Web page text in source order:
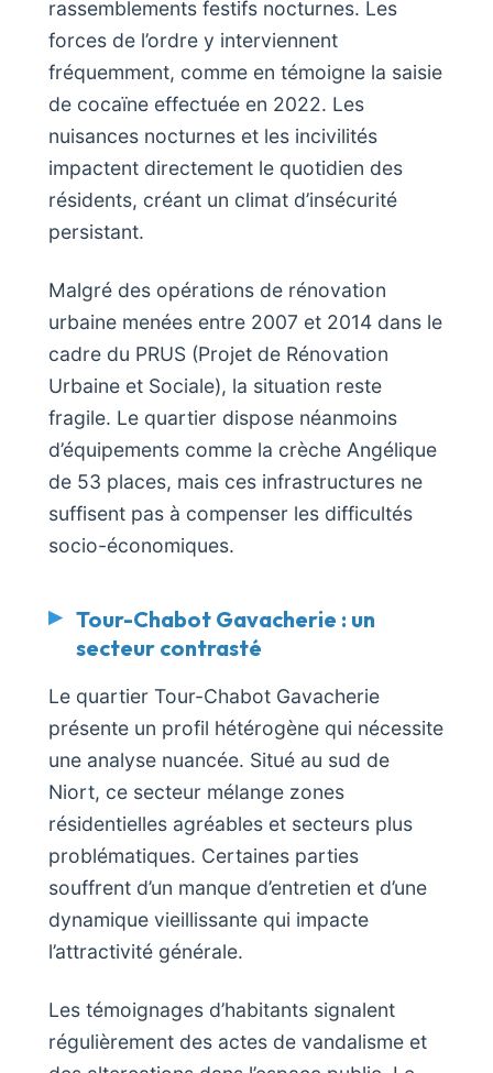
rassemblements festifs nocturnes. Les
forces de l’ordre y interviennent
fréquemment, comme en témoigne la saisie
de cocaïne effectuée en 2022. Les
nuisances nocturnes et les incivilités
impactent directement le quotidien des
résidents, créant un climat d’insécurité
persistant.
Malgré des opérations de rénovation
urbaine menées entre 2007 et 2014 dans le
cadre du PRUS (Projet de Rénovation
Urbaine et Sociale), la situation reste
fragile. Le quartier dispose néanmoins
d’équipements comme la crèche Angélique
de 53 places, mais ces infrastructures ne
suffisent pas à compenser les difficultés
socio-économiques.
Tour-Chabot Gavacherie : un
secteur contrasté
Le quartier Tour-Chabot Gavacherie
présente un profil hétérogène qui nécessite
une analyse nuancée. Situé au sud de
Niort, ce secteur mélange zones
résidentielles agréables et secteurs plus
problématiques. Certaines parties
souffrent d’un manque d’entretien et d’une
dynamique vieillissante qui impacte
l’attractivité générale.
Les témoignages d’habitants signalent
régulièrement des actes de vandalisme et